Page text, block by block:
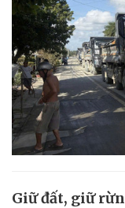
Giữ đất, giữ